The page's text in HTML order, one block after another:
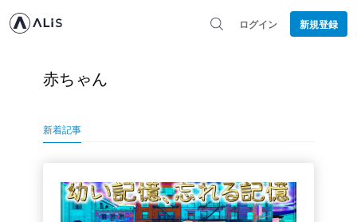
ログイン 新規登録
赤ちゃん
新着記事